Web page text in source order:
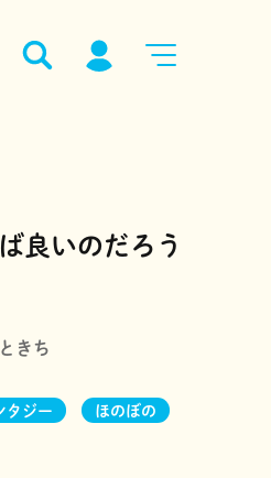
良いのだろう
ときち
タジー ほのぼの